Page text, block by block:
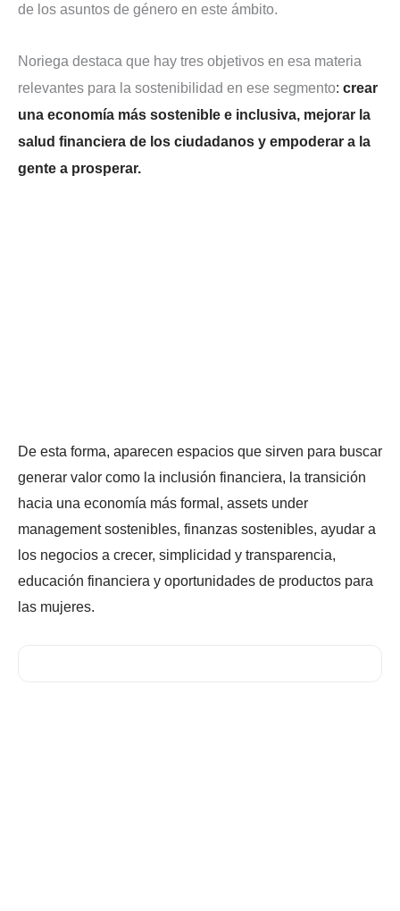
de los asuntos de género en este ámbito.
Noriega destaca que hay tres objetivos en esa materia
relevantes para la sostenibilidad en ese segmento: crear
una economía más sostenible e inclusiva, mejorar la
salud financiera de los ciudadanos y empoderar a la
gente a prosperar.
De esta forma, aparecen espacios que sirven para buscar
generar valor como la inclusión financiera, la transición
hacia una economía más formal, assets under
management sostenibles, finanzas sostenibles, ayudar a
los negocios a crecer, simplicidad y transparencia,
educación financiera y oportunidades de productos para
las mujeres.